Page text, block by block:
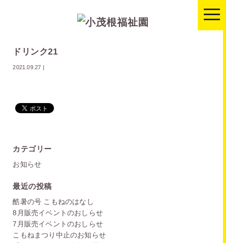
ドリンク21
2021.09.27 |
カテゴリー
お知らせ
最近の投稿
酷暑の号 こもねのはなし
8月販売イベントのおしらせ
7月販売イベントのおしらせ
こもねまつり中止のお知らせ